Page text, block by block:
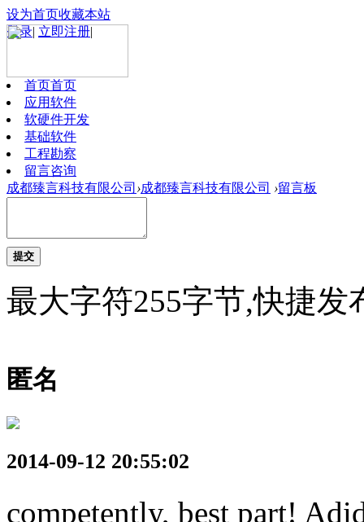
设为首页收藏本站
登录| 立即注册|
首页首页
应用软件
软硬件开发
基础软件
工程勘察
留言咨询
成都臻言科技有限公司 ›成都臻言科技有限公司 ›留言板
提交
最大字符255字节,快捷发
匿名
2014-09-12 20:55:02
competently, best part!